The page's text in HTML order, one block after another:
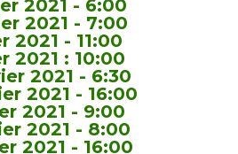
2021 - 6:00
2021 - 7:00
2021 - 11:00
2021 : 10:00
2021 - 6:30
2021 - 16:00
2021 - 9:00
2021 - 8:00
2021 - 16:00